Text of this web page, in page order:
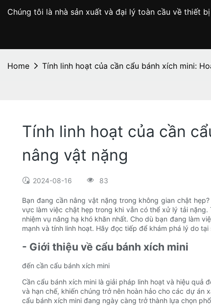
Chúng tôi là nhà sản xuất và đại lý toàn cầu về thiết
Home Tính linh hoạt của cần cẩu bánh xích mini:
Tính linh hoạt của cần
nâng vật nặng
2024-08-16 83
Bạn đang cần nâng vật nặng trong không gian chật
vực làm việc chật hẹp trong khi vẫn có thể xử lý tải
nhiệm vụ nâng hạ khó khăn nhất. Cho dù bạn đang làm
mạnh và tính linh hoạt. Hãy đọc tiếp để khám phá lý do
- Giới thiệu về cẩu bánh xích mini
đến cần cẩu bánh xích mini
Cần cẩu bánh xích mini là giải pháp linh hoạt và hiệu
và hạn chế, khiến chúng trở nên hoàn hảo cho các dự
cẩu bánh xích mini đang ngày càng trở thành lựa chọn